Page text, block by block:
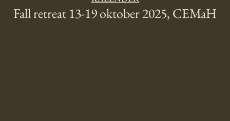
Fall retreat 13-19 oktober 2025, CEMaH